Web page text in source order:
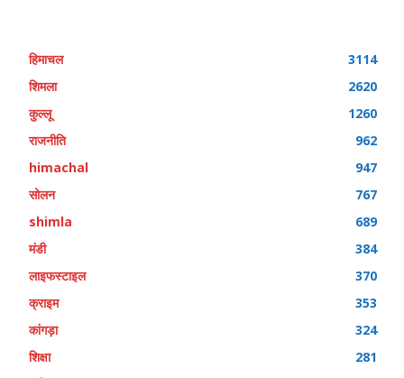
हिमाचल
3114
शिमला
2620
कुल्लू
1260
राजनीति
962
himachal
947
सोलन
767
shimla
689
मंडी
384
लाइफस्टाइल
370
क्राइम
353
कांगड़ा
324
शिक्षा
281